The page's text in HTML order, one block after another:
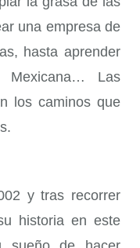
una empresa de
hasta aprender
Las
los caminos que
y tras recorrer
historia en este